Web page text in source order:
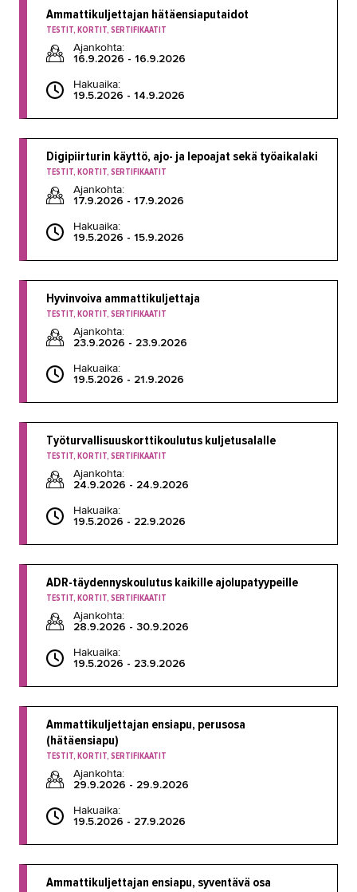
Ammattikuljettajan hätäensiaputaidot
TESTIT, KORTIT, SERTIFIKAATIT
Ajankohta:
16.9.2026 - 16.9.2026
Hakuaika:
19.5.2026 - 14.9.2026
Digipiirturin käyttö, ajo- ja lepoajat sekä työaikalaki
TESTIT, KORTIT, SERTIFIKAATIT
Ajankohta:
17.9.2026 - 17.9.2026
Hakuaika:
19.5.2026 - 15.9.2026
Hyvinvoiva ammattikuljettaja
TESTIT, KORTIT, SERTIFIKAATIT
Ajankohta:
23.9.2026 - 23.9.2026
Hakuaika:
19.5.2026 - 21.9.2026
Työturvallisuuskorttikoulutus kuljetusalalle
TESTIT, KORTIT, SERTIFIKAATIT
Ajankohta:
24.9.2026 - 24.9.2026
Hakuaika:
19.5.2026 - 22.9.2026
ADR-täydennyskoulutus kaikille ajolupatyypeille
TESTIT, KORTIT, SERTIFIKAATIT
Ajankohta:
28.9.2026 - 30.9.2026
Hakuaika:
19.5.2026 - 23.9.2026
Ammattikuljettajan ensiapu, perusosa
(hätäensiapu)
TESTIT, KORTIT, SERTIFIKAATIT
Ajankohta:
29.9.2026 - 29.9.2026
Hakuaika:
19.5.2026 - 27.9.2026
Ammattikuljettajan ensiapu, syventävä osa